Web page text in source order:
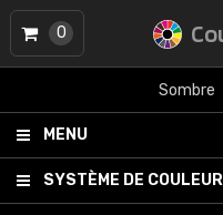
Sombre
MENU
SYSTÈME DE
0